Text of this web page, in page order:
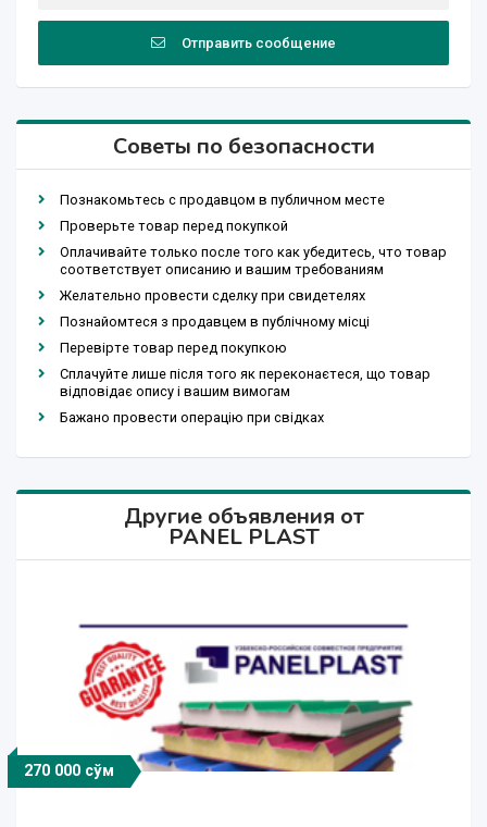
Отправить сообщение
Советы по безопасности
Познакомьтесь с продавцом в публичном месте
Проверьте товар перед покупкой
Оплачивайте только после того как убедитесь, что товар
соответствует описанию и вашим требованиям
Желательно провести сделку при свидетелях
Познайомтеся з продавцем в публічному місці
Перевірте товар перед покупкою
Сплачуйте лише після того як переконаєтеся, що товар
відповідає опису і вашим вимогам
Бажано провести операцію при свідках
Другие объявления от
PANEL PLAST
225 000 сўм
23 000 сўм
850 000 сўм
270 000 сўм 1 000 000 сўм
1 000 000 сўм
47 000 сўм
400 000 сўм
225 000 сўм
23 000 сўм